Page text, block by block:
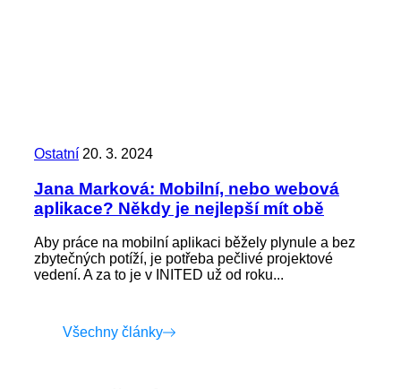
Ostatní 20. 3. 2024
Jana Marková: Mobilní, nebo webová
aplikace? Někdy je nejlepší mít obě
Aby práce na mobilní aplikaci běžely plynule a bez
zbytečných potíží, je potřeba pečlivé projektové
vedení. A za to je v INITED už od roku...
Všechny články